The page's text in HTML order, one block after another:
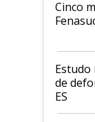
Cinco
de
ES